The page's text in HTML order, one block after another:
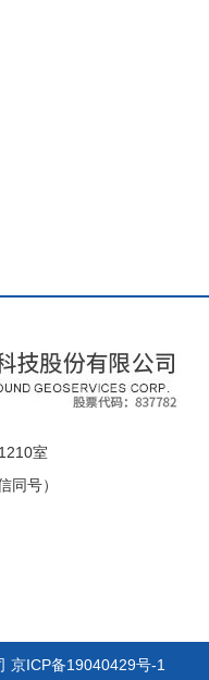
室
号）
京ICP备19040429号-1